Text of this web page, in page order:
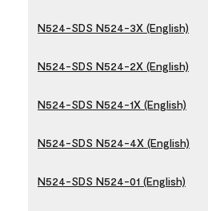
N524-SDS N524-3X (English)
N524-SDS N524-2X (English)
N524-SDS N524-1X (English)
N524-SDS N524-4X (English)
N524-SDS N524-01 (English)